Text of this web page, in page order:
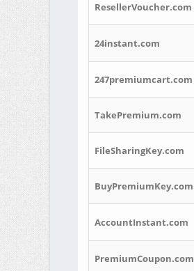
ResellerVoucher.com
24instant.com
247premiumcart.com
TakePremium.com
FileSharingKey.com
BuyPremiumKey.com
AccountInstant.com
PremiumCoupon.com